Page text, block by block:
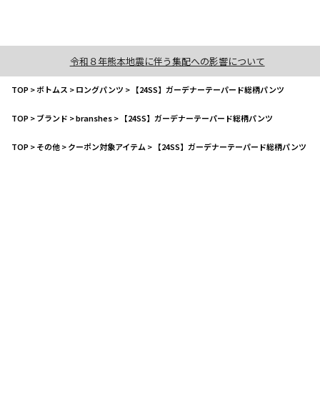
令和８年熊本地震に伴う集配への影響について
TOP>ボトムス >ロングパンツ > 【24SS】ガーデナーテーパード総柄パンツ
TOP>ブランド >branshes> 【24SS】ガーデナーテーパード総柄パンツ
TOP>その他>クーポン対象アイテム > 【24SS】ガーデナーテーパード総柄パンツ